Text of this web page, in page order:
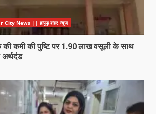
City News || हापुड़ शहर न्यूज़
की कमी की पुष्टि पर 1.90 लाख वसूली के साथ
अर्थदंड